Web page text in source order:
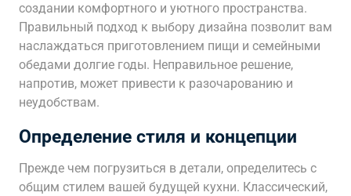
создании комфортного и уютного пространства.
Правильный подход к выбору дизайна позволит вам
наслаждаться приготовлением пищи и семейными
обедами долгие годы. Неправильное решение,
напротив, может привести к разочарованию и
неудобствам.
Определение стиля и концепции
Прежде чем погрузиться в детали, определитесь с
общим стилем вашей будущей кухни. Классический,